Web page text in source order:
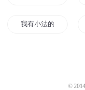
我有小法的被动技能
©